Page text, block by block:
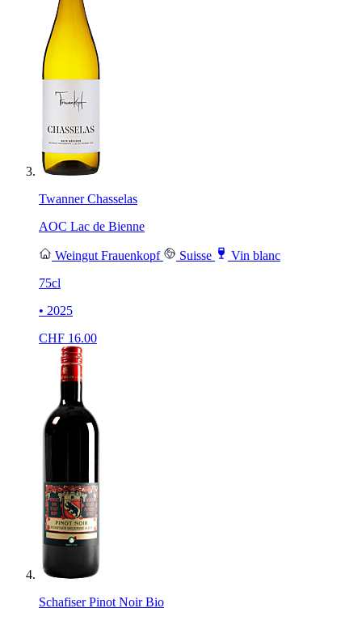
Twanner Chasselas
AOC Lac de Bienne
Weingut Frauenkopf Suisse
Vin blanc
75cl
• 2025
CHF 16.00
Schafiser Pinot Noir Bio